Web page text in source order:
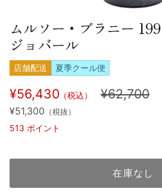
ムルソー・ブラニー
ジョバール
店舗配送 夏季クール便
¥56,430 （税込） ¥62,700
¥51,300 （税抜）
513 ポイント
在庫なし